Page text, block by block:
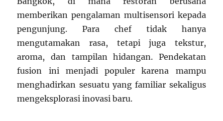
memberikan pengalaman multisensori kepada
pengunjung. Para chef tidak hanya
mengutamakan rasa, tetapi juga tekstur,
aroma, dan tampilan hidangan. Pendekatan
fusion ini menjadi populer karena mampu
menghadirkan sesuatu yang familiar sekaligus
mengeksplorasi inovasi baru.